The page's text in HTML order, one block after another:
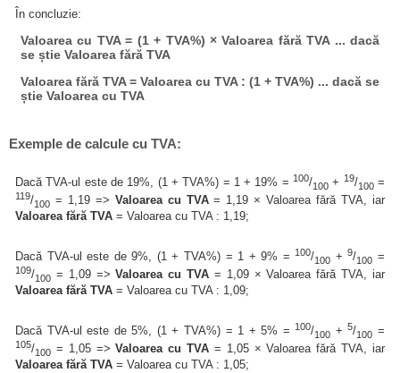
În concluzie:
Valoarea cu TVA = (1 + TVA%) × Valoarea fără TVA ... dacă
se știe Valoarea fără TVA
Valoarea fără TVA = Valoarea cu TVA : (1 + TVA%) ... dacă se
știe Valoarea cu TVA
Exemple de calcule cu TVA:
Dacă TVA-ul este de 19%, (1 + TVA%) = 1 + 19% = 100/100+ 19/100=
119/100 = 1,19 => Valoarea cu TVA= 1,19 × Valoarea fără TVA, iar
Valoarea fără TVA = Valoarea cu TVA : 1,19;
Dacă TVA-ul este de 9%, (1 + TVA%) = 1 + 9% =100/100 +9/100 =
109/100 = 1,09 =>Valoarea cu TVA = 1,09 × Valoarea fără TVA, iar
Valoarea fără TVA = Valoarea cu TVA : 1,09;
Dacă TVA-ul este de 5%, (1 + TVA%) = 1 + 5% =100/100 +5/100 =
105/100 = 1,05 =>Valoarea cu TVA = 1,05 × Valoarea fără TVA, iar
Valoarea fără TVA = Valoarea cu TVA : 1,05;